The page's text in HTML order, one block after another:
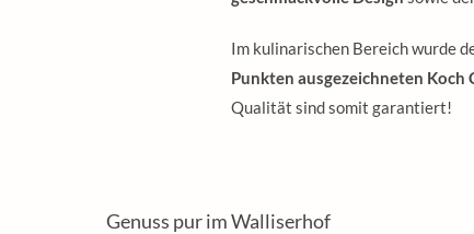
Im kulinarischen Bereich wurde
Punkten ausgezeichneten
Qualität sind somit garantiert!
Genuss pur im Walliserhof